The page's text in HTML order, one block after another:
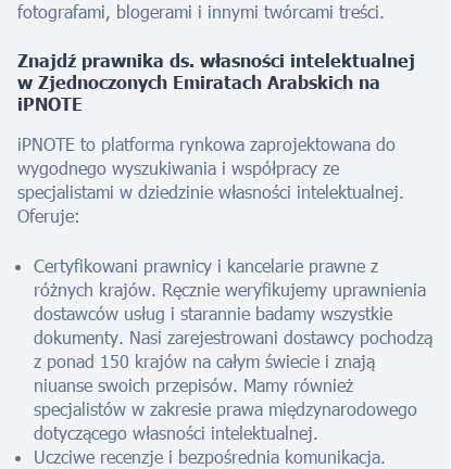
fotografami, blogerami i innymi twórcami treści.
Znajdź prawnika ds. własności intelektualnej
w Zjednoczonych Emiratach Arabskich na
iPNOTE
iPNOTE to platforma rynkowa zaprojektowana do
wygodnego wyszukiwania i współpracy ze
specjalistami w dziedzinie własności intelektualnej.
Oferuje:
Certyfikowani prawnicy i kancelarie prawne z
różnych krajów. Ręcznie weryfikujemy uprawnienia
dostawców usług i starannie badamy wszystkie
dokumenty. Nasi zarejestrowani dostawcy pochodzą
z ponad 150 krajów na całym świecie i znają
niuanse swoich przepisów. Mamy również
specjalistów w zakresie prawa międzynarodowego
dotyczącego własności intelektualnej.
Uczciwe recenzje i bezpośrednia komunikacja.